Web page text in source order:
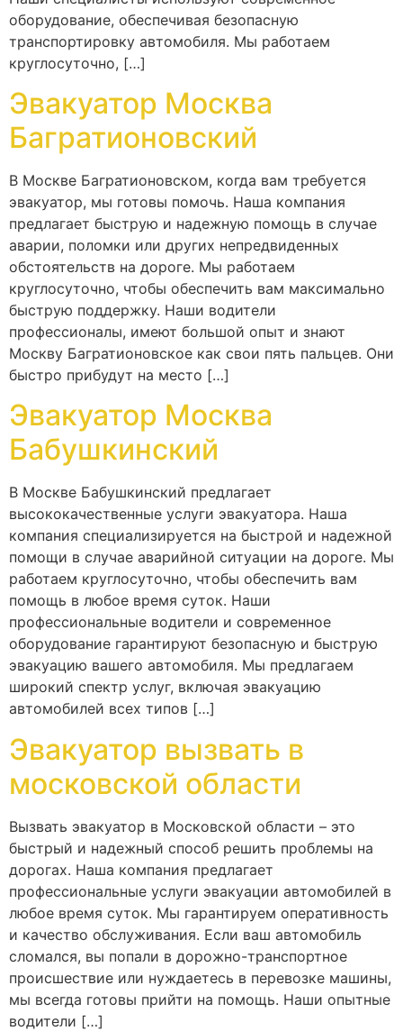
оборудование, обеспечивая безопасную
транспортировку автомобиля. Мы работаем
круглосуточно, […]
Эвакуатор Москва
Багратионовский
В Москве Багратионовском, когда вам требуется
эвакуатор, мы готовы помочь. Наша компания
предлагает быструю и надежную помощь в случае
аварии, поломки или других непредвиденных
обстоятельств на дороге. Мы работаем
круглосуточно, чтобы обеспечить вам максимально
быструю поддержку. Наши водители
профессионалы, имеют большой опыт и знают
Москву Багратионовское как свои пять пальцев. Они
быстро прибудут на место […]
Эвакуатор Москва
Бабушкинский
В Москве Бабушкинский предлагает
высококачественные услуги эвакуатора. Наша
компания специализируется на быстрой и надежной
помощи в случае аварийной ситуации на дороге. Мы
работаем круглосуточно, чтобы обеспечить вам
помощь в любое время суток. Наши
профессиональные водители и современное
оборудование гарантируют безопасную и быструю
эвакуацию вашего автомобиля. Мы предлагаем
широкий спектр услуг, включая эвакуацию
автомобилей всех типов […]
Эвакуатор вызвать в
московской области
Вызвать эвакуатор в Московской области – это
быстрый и надежный способ решить проблемы на
дорогах. Наша компания предлагает
профессиональные услуги эвакуации автомобилей в
любое время суток. Мы гарантируем оперативность
и качество обслуживания. Если ваш автомобиль
сломался, вы попали в дорожно-транспортное
происшествие или нуждаетесь в перевозке машины,
мы всегда готовы прийти на помощь. Наши опытные
водители […]